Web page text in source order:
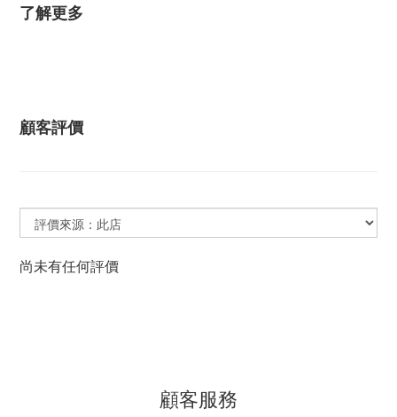
了解更多
顧客評價
尚未有任何評價
顧客服務